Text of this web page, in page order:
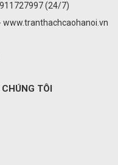
(24/7)
TÔI